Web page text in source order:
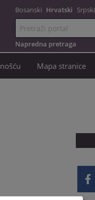
Bosanski Hrvatski Srpski
Napredna pretraga
Mapa stranice